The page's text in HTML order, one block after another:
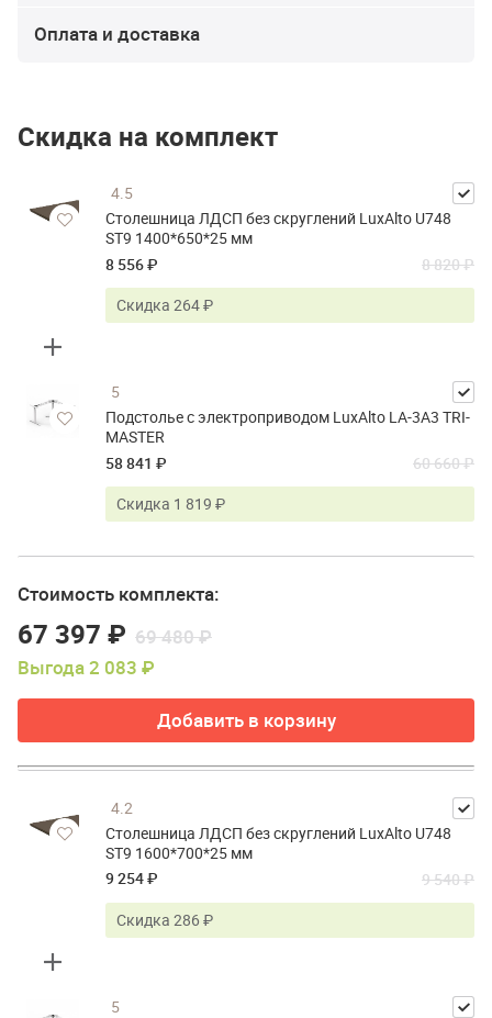
Оплата и доставка
Скидка на комплект
4.5
Столешница ЛДСП без скруглений LuxAlto U748
ST9 1400*650*25 мм
8 556 ₽
8 820 ₽
Скидка 264 ₽
5
Подстолье с электроприводом LuxAlto LA-3A3 TRI-
MASTER
58 841 ₽
60 660 ₽
Скидка 1 819 ₽
Стоимость комплекта:
67 397 ₽ 69 480 ₽
Выгода 2 083 ₽
Добавить в корзину
4.2
Столешница ЛДСП без скруглений LuxAlto U748
ST9 1600*700*25 мм
9 254 ₽
9 540 ₽
Скидка 286 ₽
5